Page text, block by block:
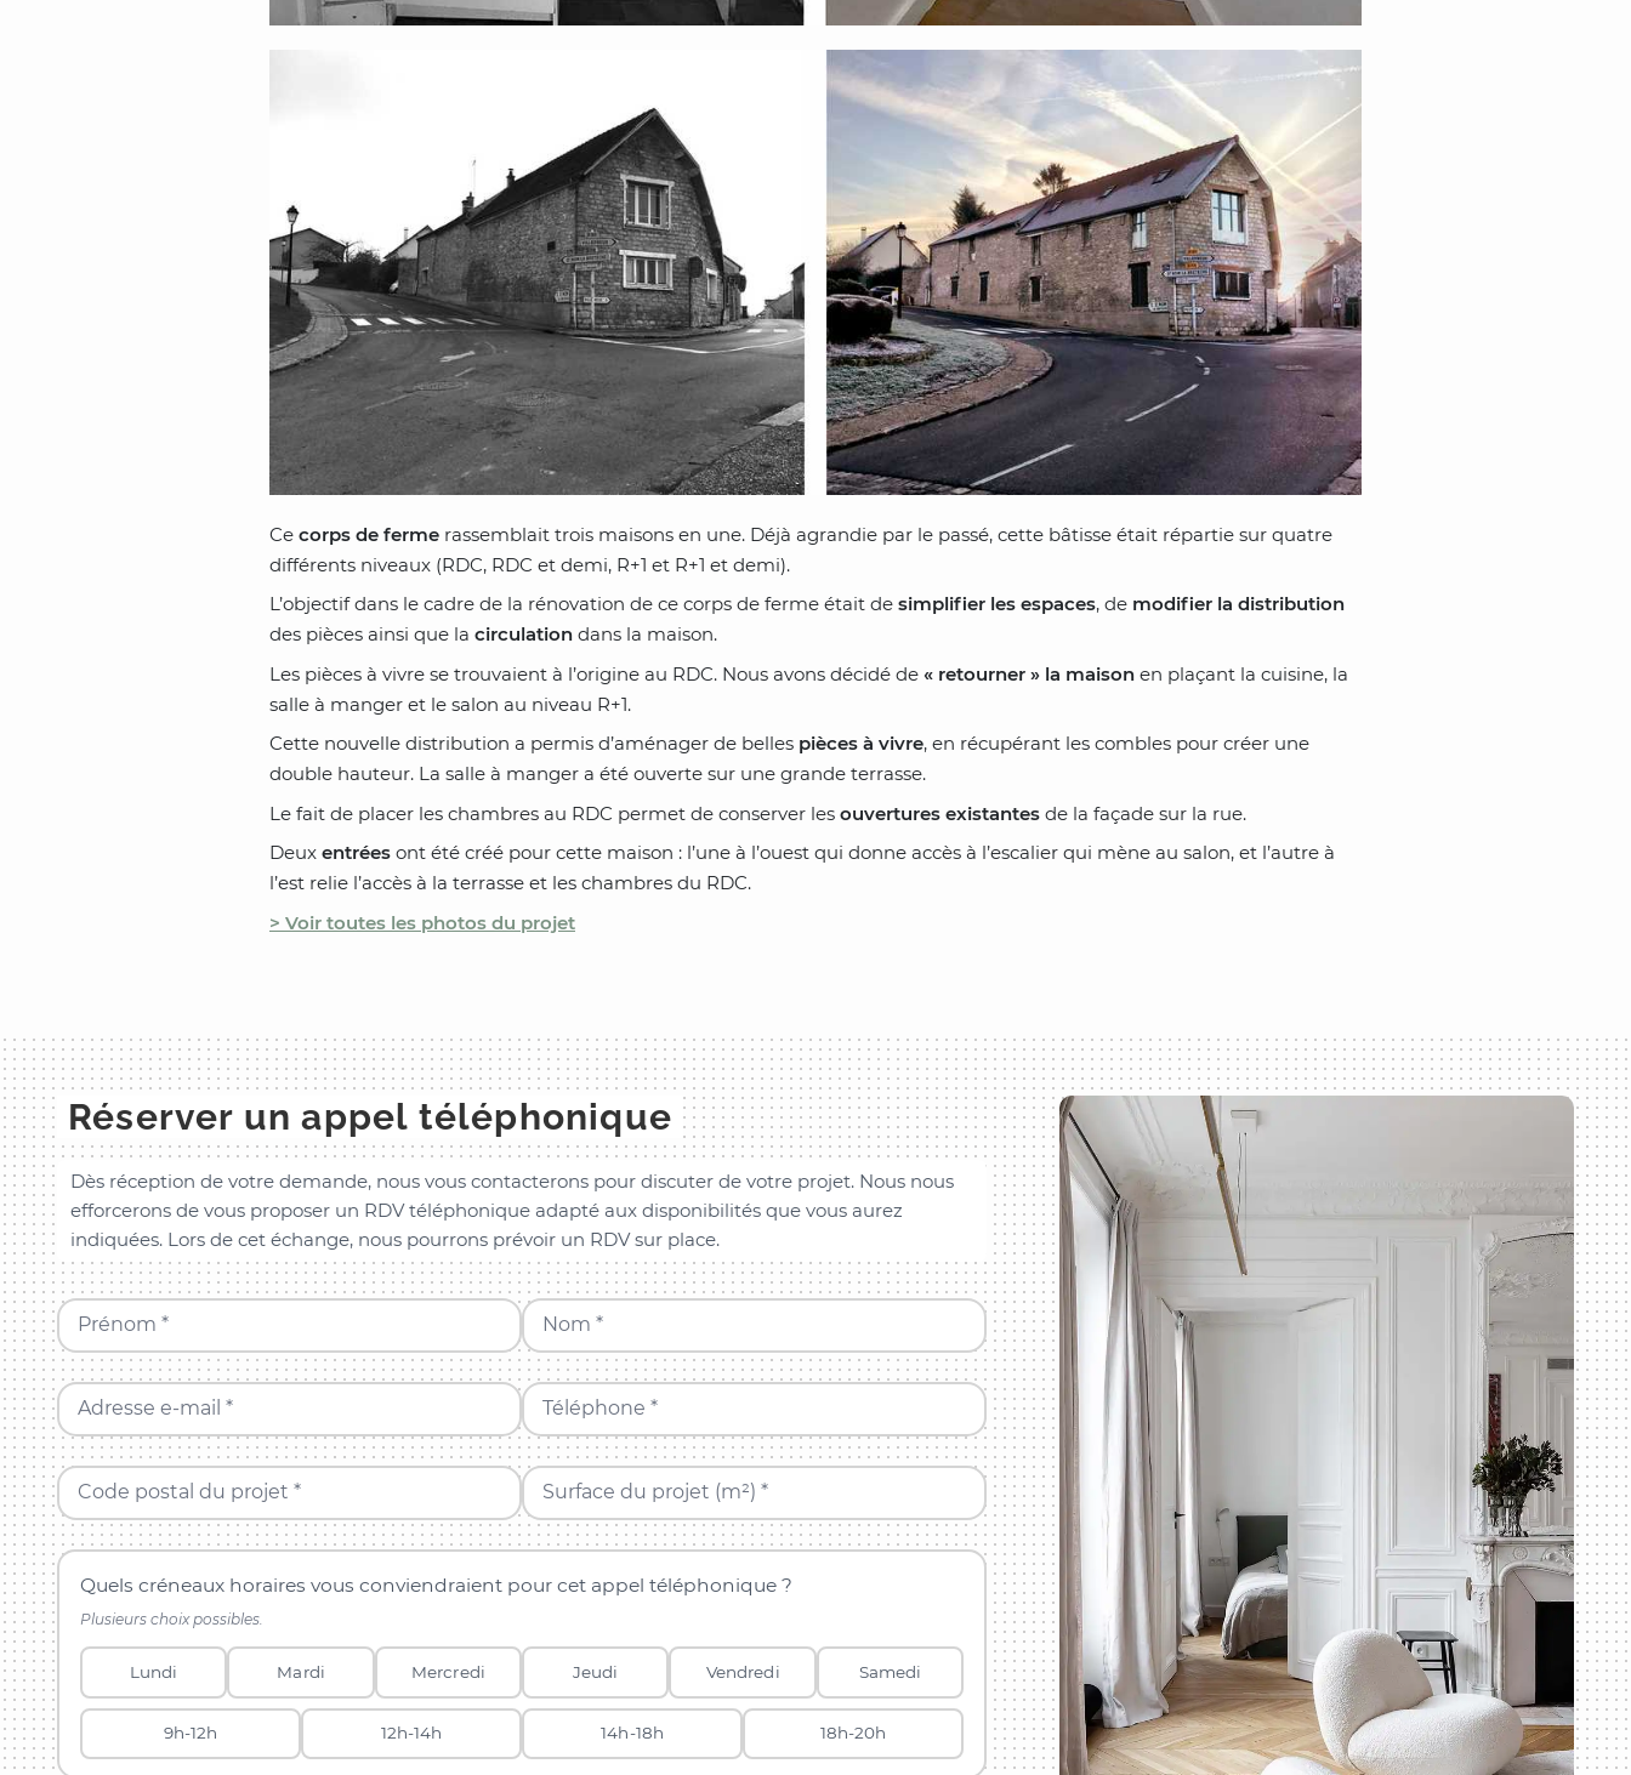
Ce corps de ferme rassemblait trois maisons en une. Déjà agrandie par le passé, cette bâtisse était répartie sur quatre
différents niveaux (RDC, RDC et demi, R+1 et R+1 et demi).
L’objectif dans le cadre de la rénovation de ce corps de ferme était de simplifier les espaces, de modifier la distribution
des pièces ainsi que la circulation dans la maison.
Les pièces à vivre se trouvaient à l’origine au RDC. Nous avons décidé de « retourner » la maison en plaçant la cuisine, la
salle à manger et le salon au niveau R+1.
Cette nouvelle distribution a permis d’aménager de belles pièces à vivre, en récupérant les combles pour créer une
double hauteur. La salle à manger a été ouverte sur une grande terrasse.
Le fait de placer les chambres au RDC permet de conserver les ouvertures existantes de la façade sur la rue.
Deux entrées ont été créé pour cette maison : l’une à l’ouest qui donne accès à l’escalier qui mène au salon, et l’autre à
l’est relie l’accès à la terrasse et les chambres du RDC.
> Voir toutes les photos du projet
Réserver un appel téléphonique
Dès réception de votre demande, nous vous contacterons pour discuter de votre projet. Nous nous
efforcerons de vous proposer un RDV téléphonique adapté aux disponibilités que vous aurez
indiquées. Lors de cet échange, nous pourrons prévoir un RDV sur place.
Prénom * Nom *
Adresse e-mail * Téléphone *
Code postal du projet * Surface du projet (m²) *
Quels créneaux horaires vous conviendraient pour cet appel téléphonique ?
Plusieurs choix possibles.
Lundi Mardi Mercredi Jeudi Vendredi Samedi
9h-12h 12h-14h 14h-18h 18h-20h